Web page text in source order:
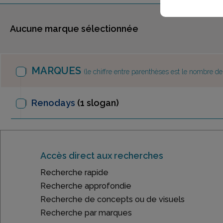
Aucune marque sélectionnée
MARQUES (le chiffre entre parenthèses est le nombre
Renodays (1 slogan)
Accès direct aux recherches
Recherche rapide
Recherche approfondie
Recherche de concepts ou de visuels
Recherche par marques